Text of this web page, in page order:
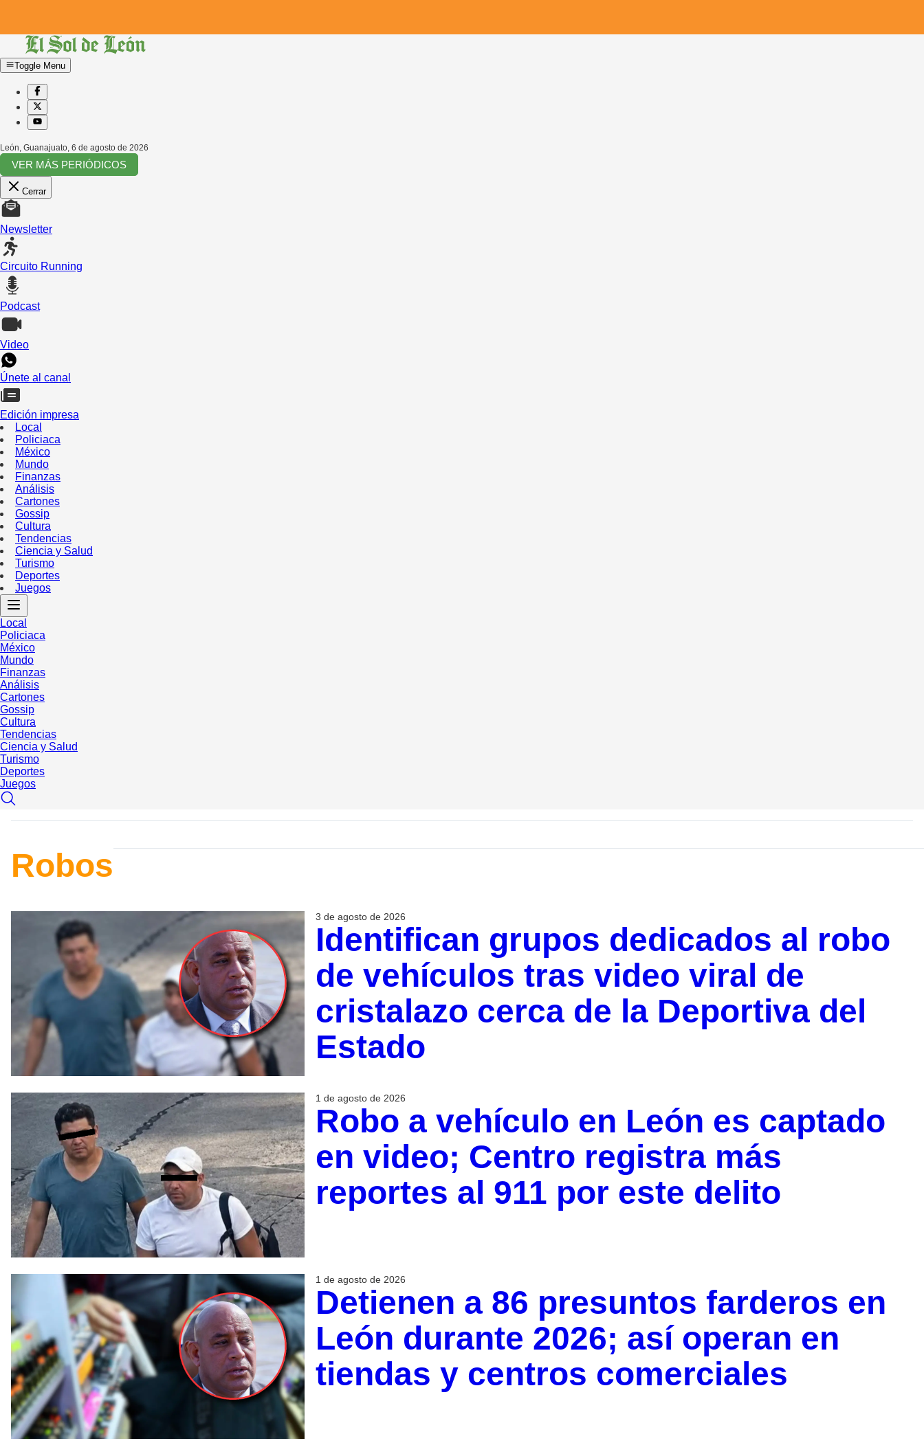
Toggle Menu
León, Guanajuato, 6 de agosto de 2026
VER MÁS PERIÓDICOS
Cerrar
Newsletter
Circuito Running
Podcast
Video
Únete al canal
Edición impresa
Local
Policiaca
México
Mundo
Finanzas
Análisis
Cartones
Gossip
Cultura
Tendencias
Ciencia y Salud
Turismo
Deportes
Juegos
Local
Policiaca
México
Mundo
Finanzas
Análisis
Cartones
Gossip
Cultura
Tendencias
Ciencia y Salud
Turismo
Deportes
Juegos
Robos
3 de agosto de 2026
Identifican grupos dedicados al robo
de vehículos tras video viral de
cristalazo cerca de la Deportiva del
Estado
1 de agosto de 2026
Robo a vehículo en León es captado
en video; Centro registra más
reportes al 911 por este delito
1 de agosto de 2026
Detienen a 86 presuntos farderos en
León durante 2026; así operan en
tiendas y centros comerciales